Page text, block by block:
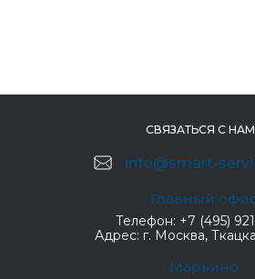
СВЯЗАТЬСЯ С
info@smart-
Главный
Телефон: +7 (495)
Адрес: г. Москва,
Марьино